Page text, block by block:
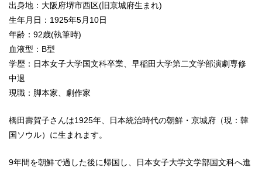
出身地：大阪府堺市西区(旧京城府生まれ)
生年月日：1925年5月10日
年齢：92歳(執筆時)
血液型：B型
学歴：日本女子大学国文科卒業、早稲田大学第二文学部演劇専修
中退
現職：脚本家、劇作家
橋田壽賀子さんは1925年、日本統治時代の朝鮮・京城府（現：韓
国ソウル）に生まれます。
9年間を朝鮮で過した後に帰国し、日本女子大学文学部国文科へ進